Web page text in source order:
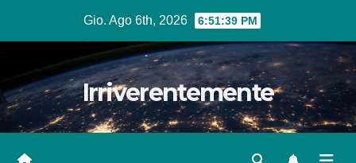
Gio. Ago 6th, 2026 6:51:40 PM
Irriverentemente